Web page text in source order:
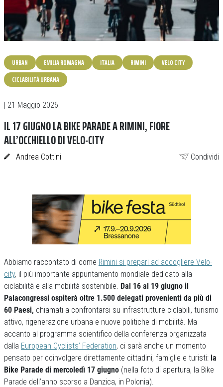
URBAN EMILIA ROMAGNA ITALIA RIMINI
VELO CITY
CICLABILITÀ URBANA
| 21 Maggio 2026
IL 17 GIUGNO LA BIKE PARADE A RIMINI, FIORE
ALL’OCCHIELLO DI VELO-CITY
Andrea Cottini Condividi
Abbiamo raccontato di come Rimini si prepari ad accogliere Velo-
city, il più importante appuntamento mondiale dedicato alla
ciclabilità e alla mobilità sostenibile. Dal 16 al 19 giugno il
Palacongressi ospiterà oltre 1.500 delegati provenienti da più di
60 Paesi, chiamati a confrontarsi su infrastrutture ciclabili, turismo
attivo, rigenerazione urbana e nuove politiche di mobilità. Ma
accanto al programma scientifico della conferenza organizzata
dalla European Cyclists’ Federation, ci sarà anche un momento
pensato per coinvolgere direttamente cittadini, famiglie e turisti: la
Bike Parade di mercoledì 17 giugno (nella foto di apertura, la Bike
Parade dell’anno scorso a Danzica, in Polonia).